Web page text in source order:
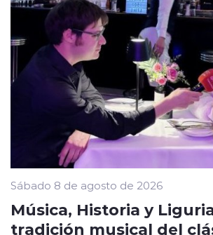
Sábado 8 de agosto de 2026
Música, Historia y
tradición musical del